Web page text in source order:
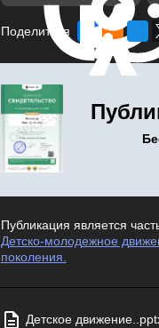
Поделиться
Публикация является
Детско-молодежное
поколения.
Детское